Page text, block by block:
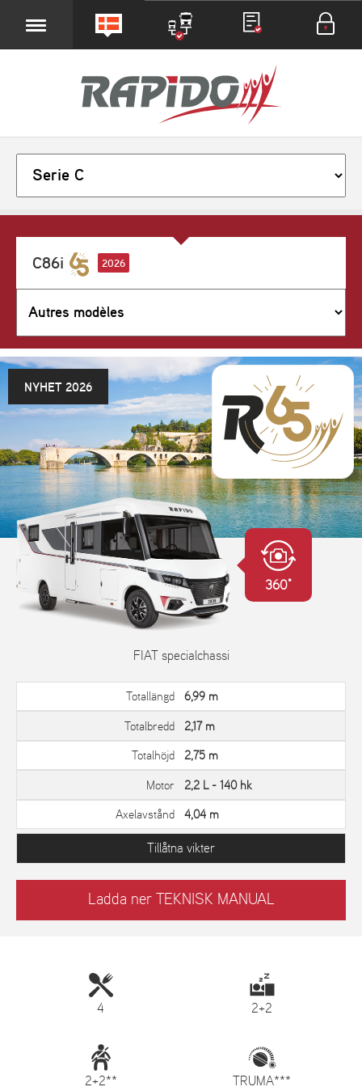
C86i 2026
NYHET 2026
360°
FIAT specialchassi
Totallängd 6,99 m
Totalbredd 2,17 m
Totalhöjd 2,75 m
Motor 2,2 L - 140 hk
Axelavstånd 4,04 m
Tillåtna vikter
Ladda ner TEKNISK MANUAL
4 2+2
2+2** TRUMA***